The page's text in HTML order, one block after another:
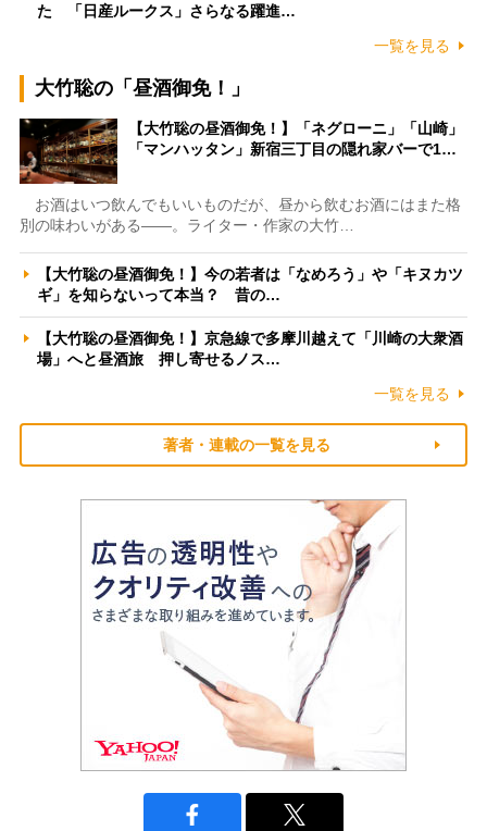
た 「日産ルークス」さらなる躍進…
一覧を見る
大竹聡の「昼酒御免！」
【大竹聡の昼酒御免！】「ネグローニ」「山崎」
「マンハッタン」新宿三丁目の隠れ家バーで1…
お酒はいつ飲んでもいいものだが、昼から飲むお酒にはまた格
別の味わいがある――。ライター・作家の大竹…
【大竹聡の昼酒御免！】今の若者は「なめろう」や「キヌカツ
ギ」を知らないって本当？ 昔の…
【大竹聡の昼酒御免！】京急線で多摩川越えて「川崎の大衆酒
場」へと昼酒旅 押し寄せるノス…
一覧を見る
著者・連載の一覧を見る